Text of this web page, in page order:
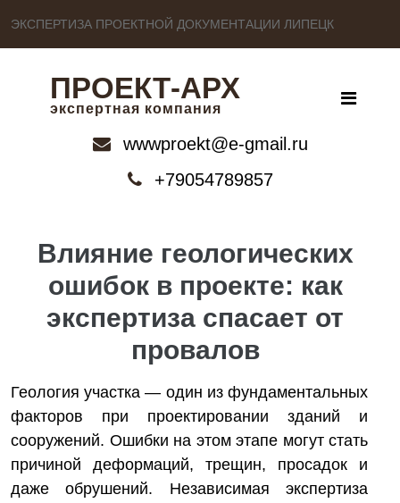
ЭКСПЕРТИЗА ПРОЕКТНОЙ ДОКУМЕНТАЦИИ ЛИПЕЦК
ПРОЕКТ-АРХ
экспертная компания
wwwproekt@e-gmail.ru
+79054789857
Влияние геологических
ошибок в проекте: как
экспертиза спасает от
провалов
Геология участка — один из фундаментальных
факторов при проектировании зданий и
сооружений. Ошибки на этом этапе могут стать
причиной деформаций, трещин, просадок и
даже обрушений. Независимая экспертиза